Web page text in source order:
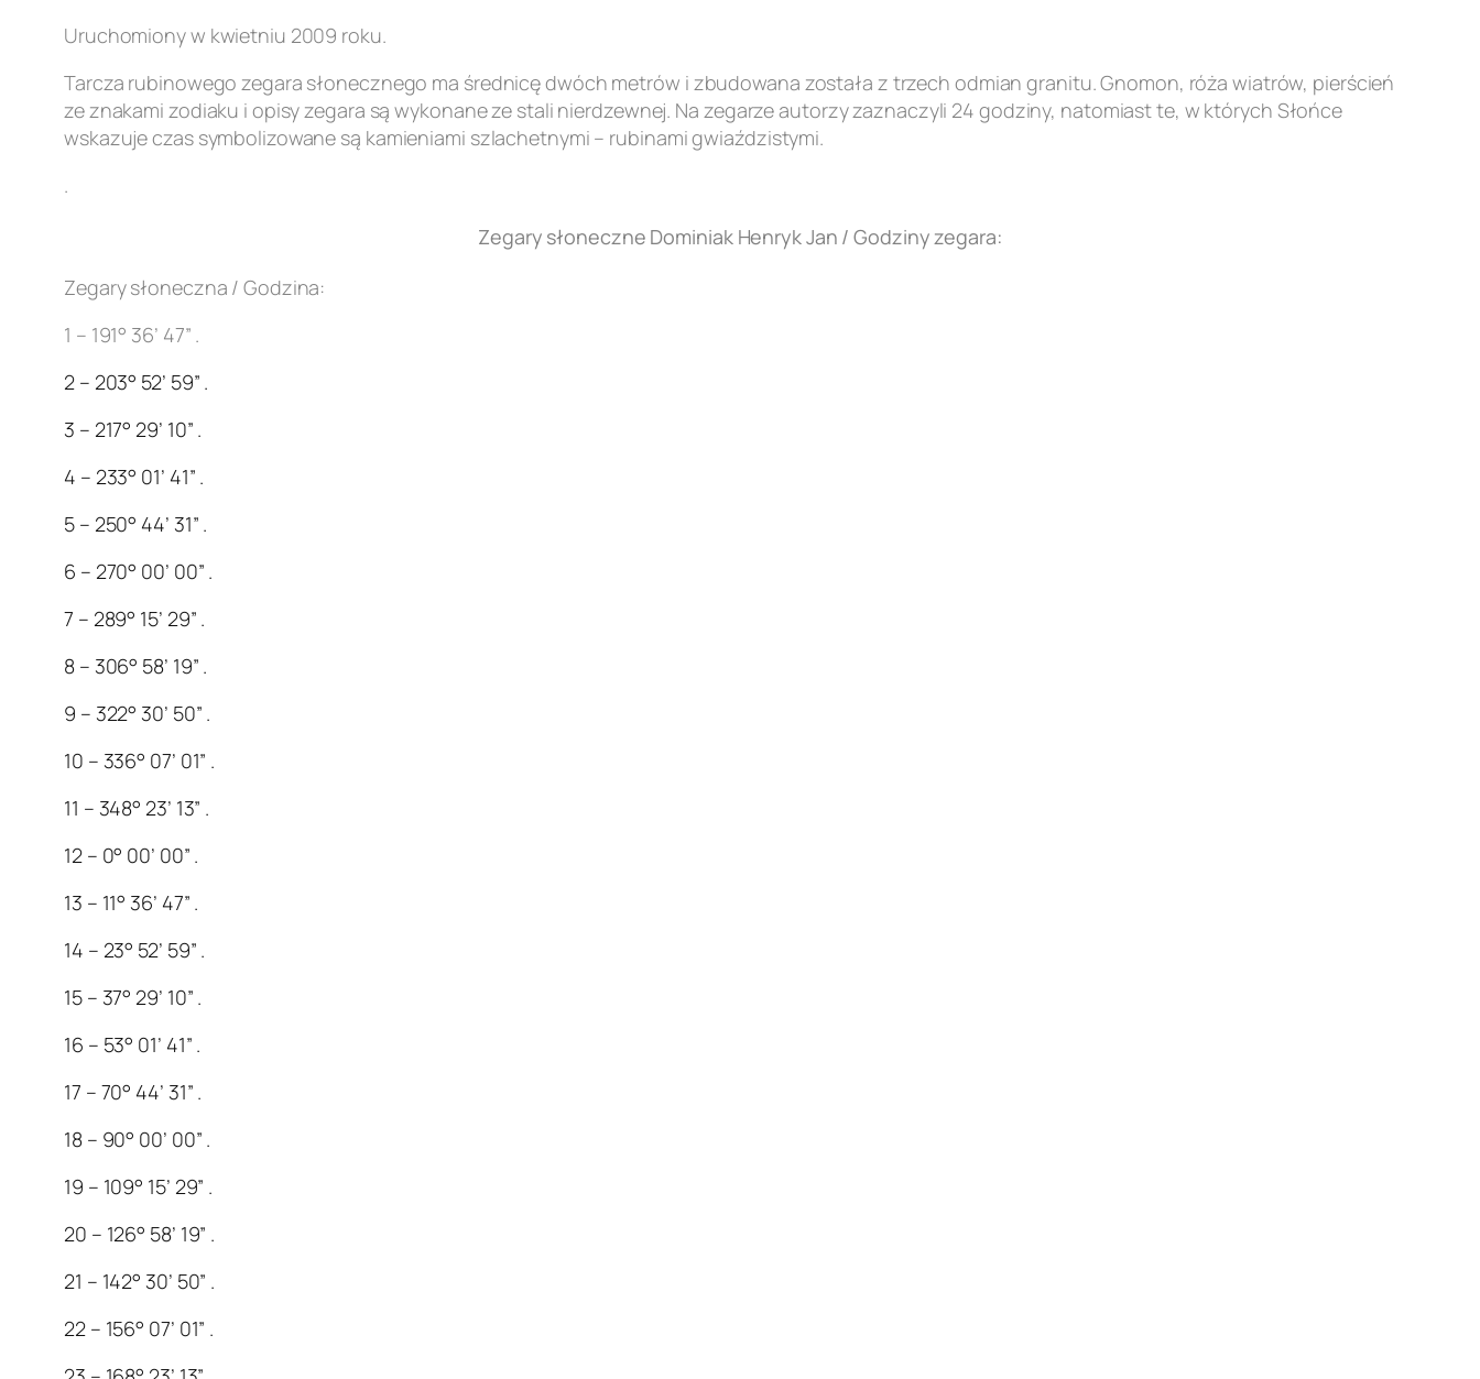
Uruchomiony w kwietniu 2009 roku.
Tarcza rubinowego zegara słonecznego ma średnicę dwóch metrów i zbudowana została z trzech odmian granitu. Gnomon, róża wiatrów, pierścień
ze znakami zodiaku i opisy zegara są wykonane ze stali nierdzewnej. Na zegarze autorzy zaznaczyli 24 godziny, natomiast te, w których Słońce
wskazuje czas symbolizowane są kamieniami szlachetnymi – rubinami gwiaździstymi.
.
Zegary słoneczne Dominiak Henryk Jan / Godziny zegara:
Zegary słoneczna / Godzina:
1 – 191° 36’ 47” .
2 – 203° 52’ 59” .
3 – 217° 29’ 10” .
4 – 233° 01’ 41” .
5 – 250° 44’ 31” .
6 – 270° 00’ 00” .
7 – 289° 15’ 29” .
8 – 306° 58’ 19” .
9 – 322° 30’ 50” .
10 – 336° 07’ 01” .
11 – 348° 23’ 13” .
12 – 0° 00’ 00” .
13 – 11° 36’ 47” .
14 – 23° 52’ 59” .
15 – 37° 29’ 10” .
16 – 53° 01’ 41” .
17 – 70° 44’ 31” .
18 – 90° 00’ 00” .
19 – 109° 15’ 29” .
20 – 126° 58’ 19” .
21 – 142° 30’ 50” .
22 – 156° 07’ 01” .